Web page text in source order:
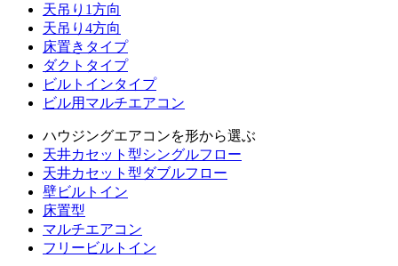
天吊り1方向
天吊り4方向
床置きタイプ
ダクトタイプ
ビルトインタイプ
ビル用マルチエアコン
ハウジングエアコンを形から選ぶ
天井カセット型シングルフロー
天井カセット型ダブルフロー
壁ビルトイン
床置型
マルチエアコン
フリービルトイン